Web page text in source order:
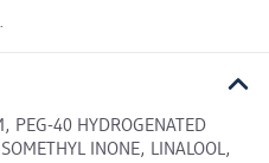
PEG-40 HYDROGENATED
INONE, LINALOOL,